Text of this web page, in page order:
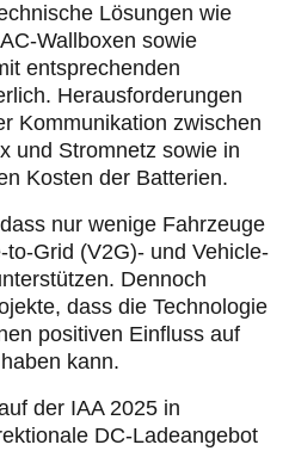
Lösungen wie
Wallboxen sowie
entsprechenden
Herausforderungen
Kommunikation zwischen
und Stromnetz sowie in
Kosten der Batterien.
nur wenige Fahrzeuge
Grid (V2G)- und Vehicle-
Dennoch
dass die Technologie
positiven Einfluss auf
kann.
der IAA 2025 in
DC-Ladeangebot